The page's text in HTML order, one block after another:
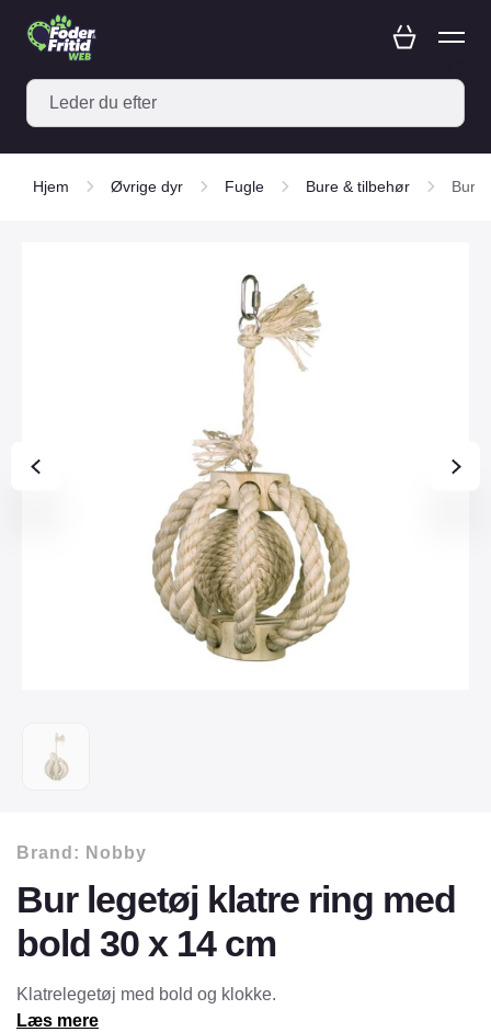
Hjem Øvrige dyr Fugle Bure & tilbehør Bur
Brand: Nobby
Bur legetøj klatre ring med
bold 30 x 14 cm
Klatrelegetøj med bold og klokke.
Læs mere